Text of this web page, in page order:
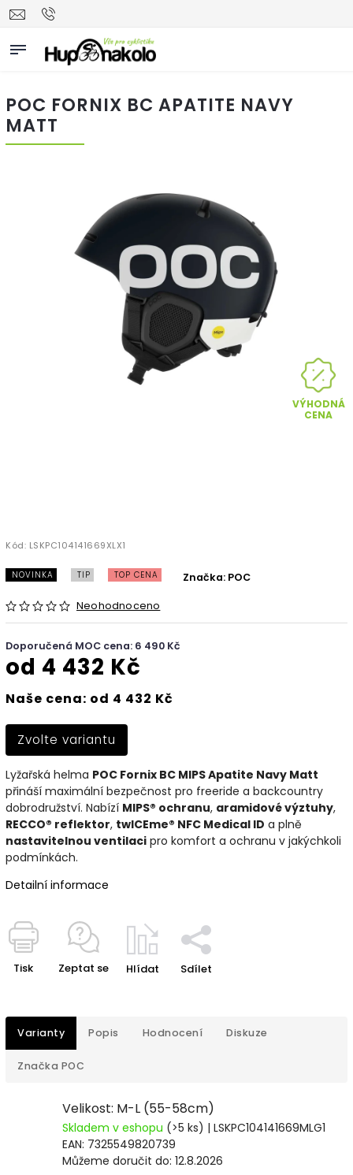
POC FORNIX BC APATITE NAVY
MATT
VÝHODNÁ
CENA
Kód: LSKPC104141669XLX1
NOVINKA TIP TOP CENA
Neohodnoceno
Značka: POC
Doporučená MOC cena: 6 490 Kč
od 4 432 Kč
Naše cena: od 4 432 Kč
Zvolte variantu
Lyžařská helma POC Fornix BC MIPS Apatite Navy Matt
přináší maximální bezpečnost pro freeride a backcountry
dobrodružství. Nabízí MIPS® ochranu, aramidové výztuhy,
RECCO® reflektor, twICEme® NFC Medical ID a plně
nastavitelnou ventilaci pro komfort a ochranu v jakýchkoli
podmínkách.
Detailní informace
Tisk Zeptat se Hlídat Sdílet
Varianty Popis Hodnocení Diskuze
Značka POC
Velikost: M-L (55-58cm)
Skladem v eshopu (>5 ks) | LSKPC104141669MLG1
EAN: 7325549820739
Můžeme doručit do: 12.8.2026